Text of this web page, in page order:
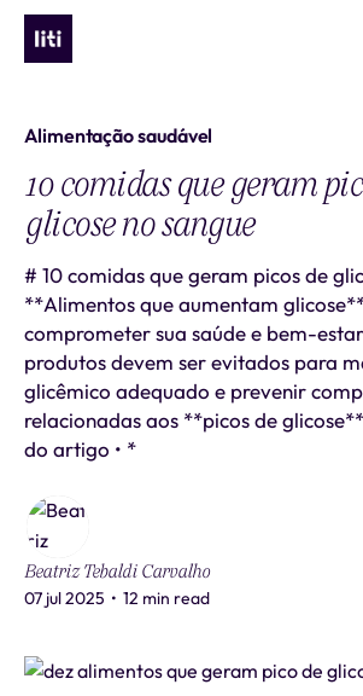
Alimentação saudável
10 comidas que geram
glicose no sangue
# 10 comidas que geram picos de
**Alimentos que aumentam
comprometer sua saúde e bem-
produtos devem ser evitados para
glicêmico adequado e prevenir
relacionadas aos **picos de
do artigo • *
Beatriz Tebaldi Carvalho
07 jul 2025 • 12 min read